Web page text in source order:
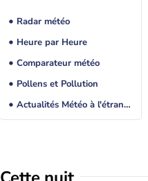
Radar météo
Heure par Heure
Comparateur météo
Pollens et Pollution
Actualités Météo à l'étranger